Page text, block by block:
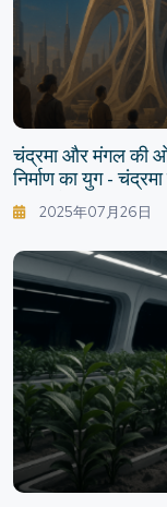
चंद्रमा और मंगल की
निर्माण का युग -
जीवनशैली
2025年07月26日